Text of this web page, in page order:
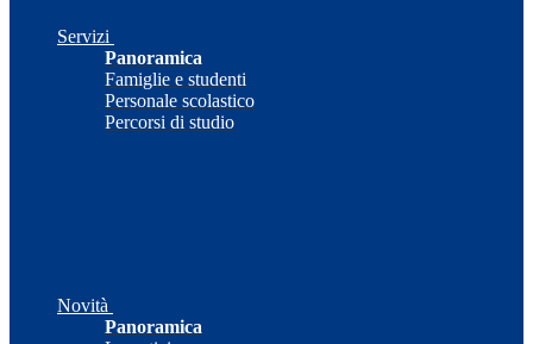
Servizi
Panoramica
Famiglie e studenti
Personale scolastico
Percorsi di studio
Novità
Panoramica